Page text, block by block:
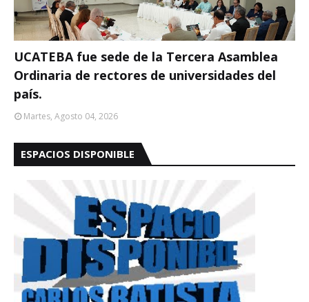
UCATEBA fue sede de la Tercera Asamblea
Ordinaria de rectores de universidades del
país.
Martes, Agosto 04, 2026
ESPACIOS DISPONIBLE